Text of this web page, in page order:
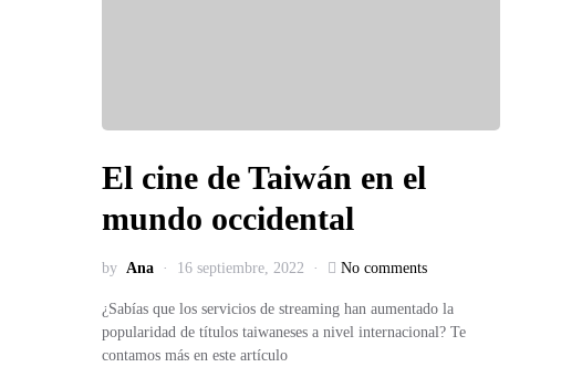
El cine de Taiwán en el
mundo occidental
by Ana 16 septiembre, 2022 No comments
¿Sabías que los servicios de streaming han aumentado la
popularidad de títulos taiwaneses a nivel internacional? Te
contamos más en este artículo